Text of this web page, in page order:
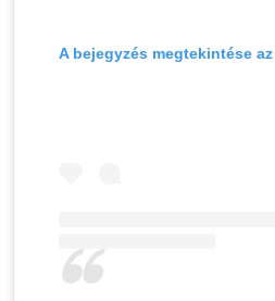
A bejegyzés megtekintése